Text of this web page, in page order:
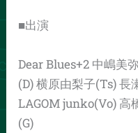
■出演
Dear Blues+2 中嶋美
(D) 横原由梨子(Ts) 長
LAGOM junko(Vo) 高
(G)